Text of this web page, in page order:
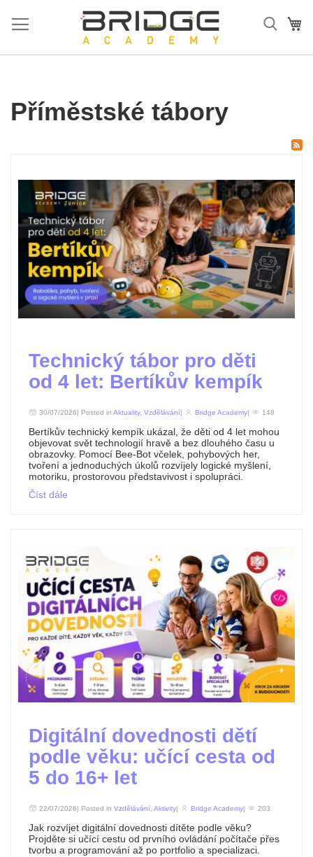
na
Příměstské tábory
Technický tábor pro děti
od 4 let: Bertíkův kempík
30/07/2026| Posted in Aktuality, Vzdělávání Bridge Academy 148
Bertíkův technický kempík ukázal, že děti od 4 let mohou
objevovat svět technologií hravě a bez dlouhého času u
obrazovky. Pomocí Bee-Bot včelek, pohybových her,
tvoření a jednoduchých úkolů rozvíjely logické myšlení,
motoriku, prostorovou představivost i spolupráci.
Číst dále
Digitální dovednosti dětí
podle věku: učící cesta od
5 do 16+ let
22/07/2026| Posted in Vzdělávání, Aktivity Bridge Academy 203
Jak rozvíjet digitální dovednosti dítěte podle věku?
Projděte si učící cestu od prvního ovládání počítače přes
tvorbu a programování až po portfolio a specializaci.